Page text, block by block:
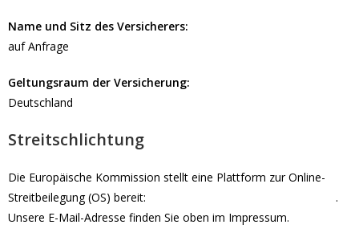
Name und Sitz des Versicherers:
auf Anfrage
Geltungsraum der Versicherung:
Deutschland
Streitschlichtung
Die Europäische Kommission stellt eine Plattform zur Online-
Streitbeilegung (OS) bereit:
.
Unsere E-Mail-Adresse finden Sie oben im Impressum.